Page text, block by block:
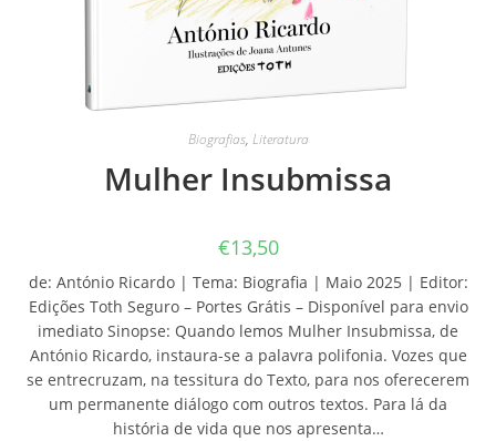
Biografias, Literatura
Mulher Insubmissa
€13,50
de: António Ricardo | Tema: Biografia | Maio 2025 | Editor:
Edições Toth Seguro – Portes Grátis – Disponível para envio
imediato Sinopse: Quando lemos Mulher Insubmissa, de
António Ricardo, instaura-se a palavra polifonia. Vozes que
se entrecruzam, na tessitura do Texto, para nos oferecerem
um permanente diálogo com outros textos. Para lá da
história de vida que nos apresenta…